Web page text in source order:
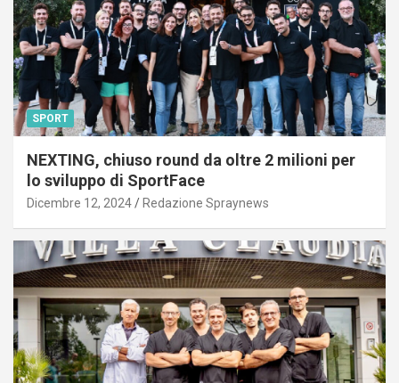
SPORT
NEXTING, chiuso round da oltre 2 milioni per
lo sviluppo di SportFace
Dicembre 12, 2024 Redazione Spraynews